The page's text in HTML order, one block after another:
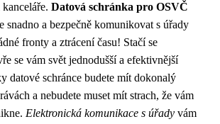
Datová schránka pro OSVČ
snadno a bezpečně komunikovat s úřady
fronty a ztrácení času! Stačí se
se vám svět jednodušší a efektivnější
datové schránce budete mít dokonalý
a nebudete muset mít strach, že vám
Elektronická komunikace s úřady vám